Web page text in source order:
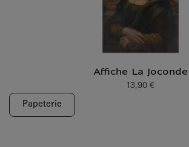
Affiche La Joconde
Prix ​​actuel
13,90 €
Papeterie